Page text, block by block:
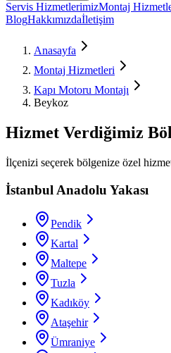
Servis HizmetlerimizMontaj
BlogHakkımızdaİletişim
Anasayfa
Montaj Hizmetleri
Kapı Motoru Montajı
Beykoz
Hizmet Verdiğimiz
İlçenizi seçerek bölgenize özel hizmet
İstanbul Anadolu Yakası
Pendik
Kartal
Maltepe
Tuzla
Kadıköy
Ataşehir
Ümraniye